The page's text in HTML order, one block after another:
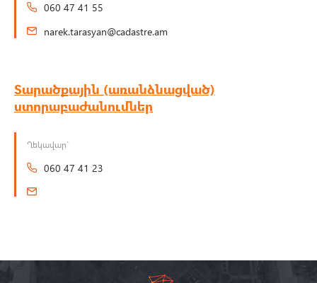
060 47 41 55
narek.tarasyan@cadastre.am
Տարածքային (առանձնացված)
ստորաբաժանումներ
Ղեկավար`
060 47 41 23